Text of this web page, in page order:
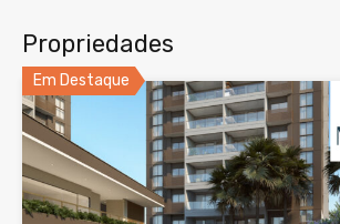
Propriedades
Em Destaque